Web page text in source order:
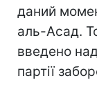
даний
аль-Асад.
введено
партії